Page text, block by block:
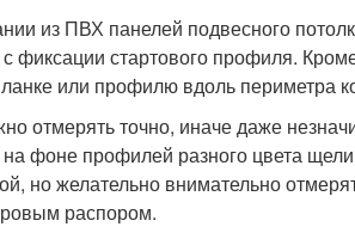
из ПВХ панелей подвесного
фиксации стартового профиля.
или профилю вдоль периметра
отмерять точно, иначе даже
на фоне профилей разного цвета
но желательно внимательно
распором.